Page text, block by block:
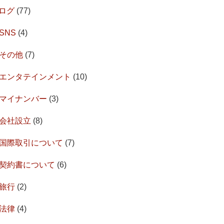
グ (77)
(4)
の他 (7)
ンタテインメント (10)
イナンバー (3)
社設立 (8)
際取引について (7)
約書について (6)
行 (2)
律 (4)